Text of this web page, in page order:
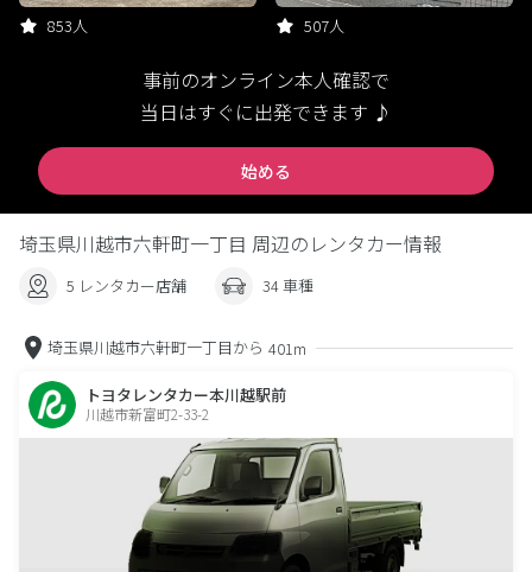
853人 507人
事前のオンライン本人確認で
当日はすぐに出発できます ♪
始める
埼玉県川越市六軒町一丁目 周辺のレンタカー情報
5 レンタカー店舗 34 車種
埼玉県川越市六軒町一丁目から 401m
トヨタレンタカー本川越駅前
川越市新富町2-33-2